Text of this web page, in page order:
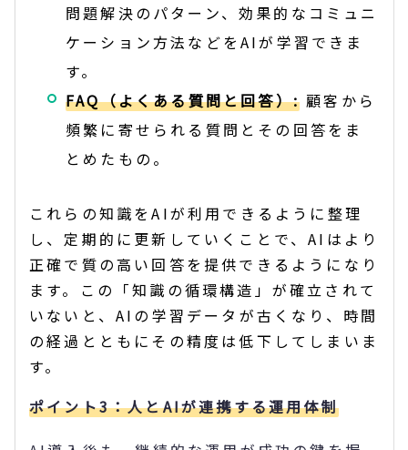
問題解決のパターン、効果的なコミュニ
ケーション方法などをAIが学習できま
す。
FAQ（よくある質問と回答）: 顧客から
頻繁に寄せられる質問とその回答をま
とめたもの。
これらの知識をAIが利用できるように整理
し、定期的に更新していくことで、AIはより
正確で質の高い回答を提供できるようになり
ます。この「知識の循環構造」が確立されて
いないと、AIの学習データが古くなり、時間
の経過とともにその精度は低下してしまいま
す。
ポイント3：人とAIが連携する運用体制